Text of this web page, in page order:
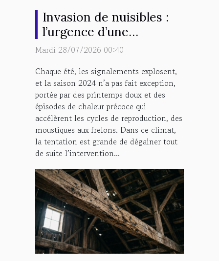
Invasion de nuisibles :
l’urgence d’une
intervention rapide est-
Mardi 28/07/2026 00:40
Chaque été, les signalements explosent,
et la saison 2024 n’a pas fait exception,
portée par des printemps doux et des
épisodes de chaleur précoce qui
accélèrent les cycles de reproduction, des
moustiques aux frelons. Dans ce climat,
la tentation est grande de dégainer tout
de suite l’intervention...